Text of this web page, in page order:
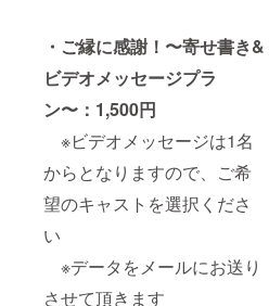
・ご縁に感謝！〜寄せ書き&
ビデオメッセージプラ
ン〜：1,500円
※ビデオメッセージは1名
からとなりますので、ご希
望のキャストを選択くださ
い
※データをメールにお送り
させて頂きます